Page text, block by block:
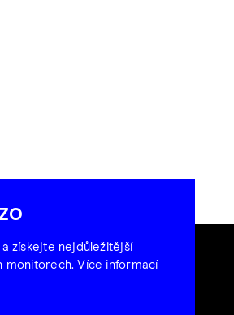
získejte nejdůležitější
monitorech.Více informací